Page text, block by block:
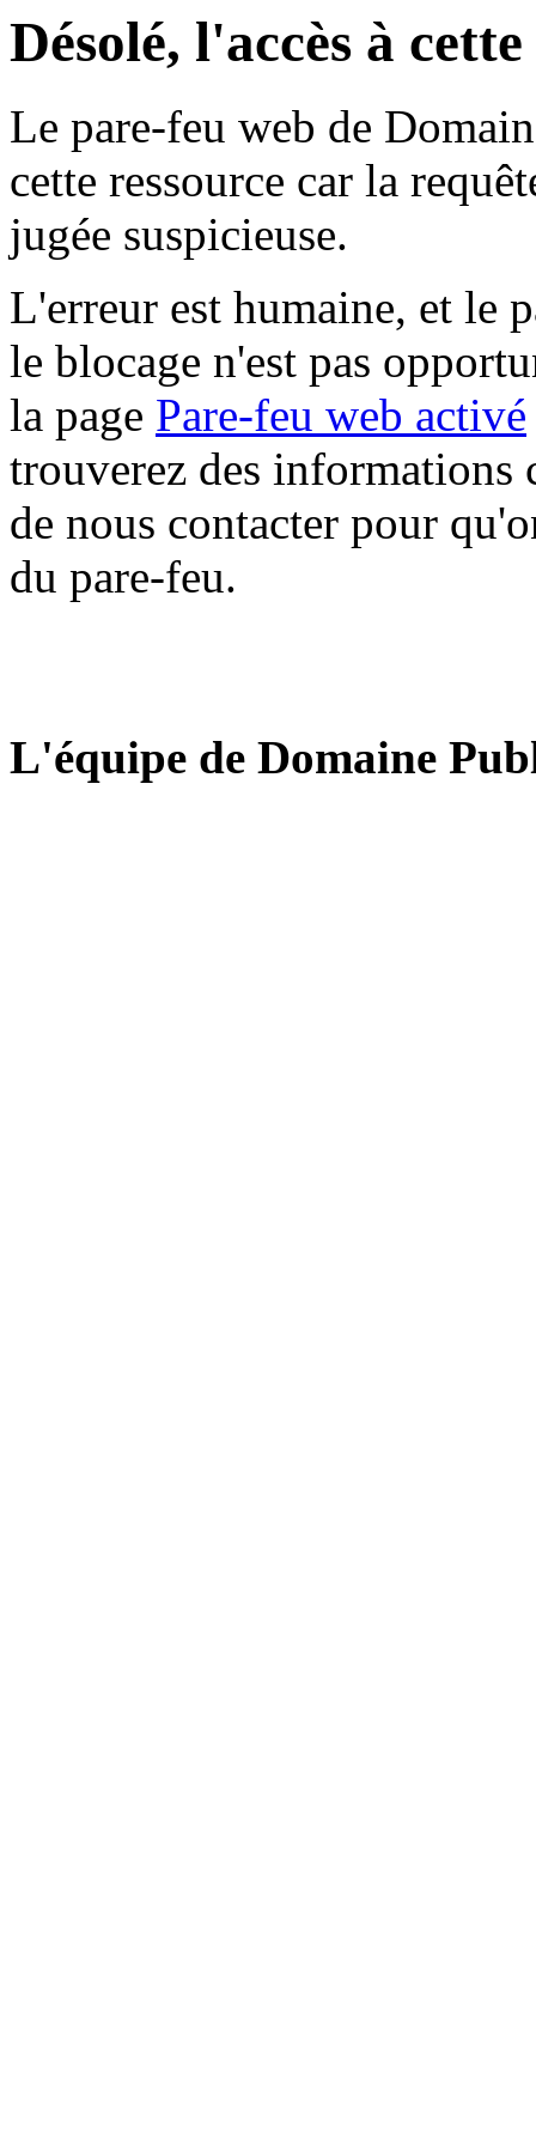
Désolé, l'accès à
Le pare-feu web de
cette ressource car la
jugée suspicieuse.
L'erreur est humaine, et le
le blocage n'est pas
la page Pare-feu web activé
trouverez des informations
de nous contacter pour
du pare-feu.
L'équipe de Domaine